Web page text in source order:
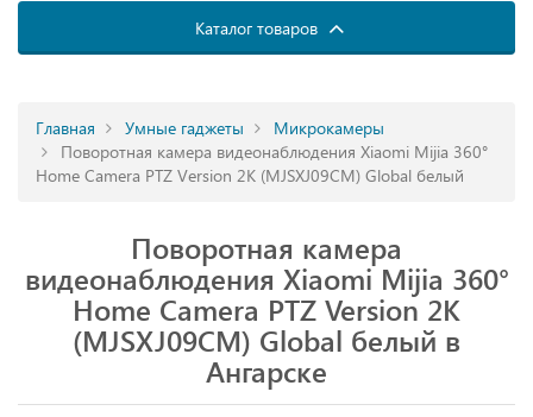
Каталог товаров
Главная Умные гаджеты
Микрокамеры
Поворотная камера видеонаблюдения Xiaomi Mijia 360°
Home Camera PTZ Version 2K (MJSXJ09CM) Global белый
Поворотная камера
видеонаблюдения Xiaomi Mijia 360°
Home Camera PTZ Version 2K
(MJSXJ09CM) Global белый в
Ангарске